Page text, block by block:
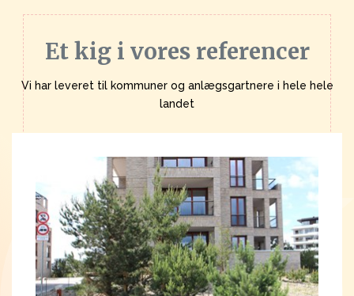
Et kig i vores referencer
Vi har leveret til kommuner og anlægsgartnere i hele hele
landet